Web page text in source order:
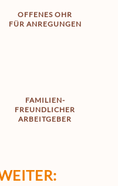
OFFENES OHR
FÜR ANREGUNGEN
FAMILIEN­
FREUNDLICHER
ARBEITGEBER